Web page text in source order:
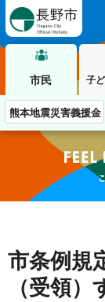
市民 子
熊本地震災害義援金
こ
市条例規
（受領